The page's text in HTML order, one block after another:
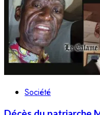
Société